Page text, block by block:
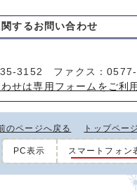
する お問い合わせ
3152 ファクス：
せは専用フォームをご利
のページへ戻る トップペー
PC表示 スマートフォン